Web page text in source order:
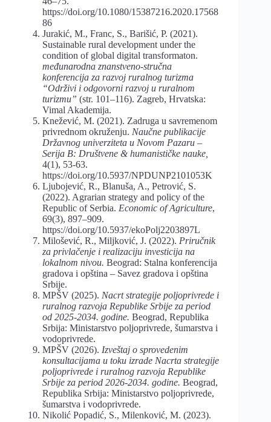
https://doi.org/10.1080/15387216.2020.17568
86
Jurakić, M., Franc, S., Barišić, P. (2021).
Sustainable rural development under the
condition of global digital transformaton.
međunarodna znanstveno-stručna
konferencija za razvoj ruralnog turizma
“Održivi i odgovorni razvoj u ruralnom
turizmu” (str. 101–116). Zagreb, Hrvatska:
Vimal Akademija.
Knežević, M. (2021). Zadruga u savremenom
privrednom okruženju. Naučne publikacije
Državnog univerziteta u Novom Pazaru –
Serija B: Društvene & humanističke nauke,
4(1), 53-63.
https://doi.org/10.5937/NPDUNP2101053K
Ljubojević, R., Blanuša, A., Petrović, S.
(2022). Agrarian strategy and policy of the
Republic of Serbia. Economic of Agriculture,
69(3), 897–909.
https://doi.org/10.5937/ekoPolj2203897L
Milošević, R., Miljković, J. (2022). Priručnik
za privlačenje i realizaciju investicija na
lokalnom nivou. Beograd: Stalna konferencija
gradova i opština – Savez gradova i opština
Srbije.
MPŠV (2025). Nacrt strategije poljoprivrede i
ruralnog razvoja Republike Srbije za period
od 2025-2034. godine. Beograd, Republika
Srbija: Ministarstvo poljoprivrede, šumarstva i
vodoprivrede.
MPŠV (2026). Izveštaj o sprovedenim
konsultacijama u toku izrade Nacrta strategije
poljoprivrede i ruralnog razvoja Republike
Srbije za period 2026-2034. godine. Beograd,
Republika Srbija: Ministarstvo poljoprivrede,
šumarstva i vodoprivrede.
Nikolić Popadić, S., Milenković, M. (2023).